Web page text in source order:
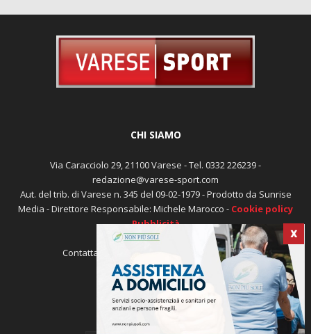
X
CHI SIAMO
Via Caracciolo 29, 21100 Varese - Tel. 0332 226239 -
redazione@varese-sport.com
Aut. del trib. di Varese n. 345 del 09-02-1979 - Prodotto da Sunrise
Media - Direttore Responsabile: Michele Marocco -Cookie policy
redazione@varese-sport.com
SEGUICI